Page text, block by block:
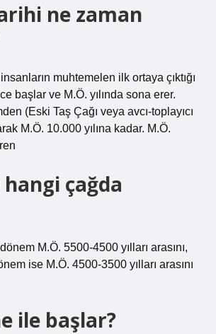
ne zaman
insanların muhtemelen ilk ortaya çıktığı
başlar ve M.Ö. yılında sona erer.
(Eski Taş Çağı veya avcı-toplayıcı
M.Ö. 10.000 yılına kadar. M.Ö.
hangi çağda
M.Ö. 5500-4500 yılları arasını,
ise M.Ö. 4500-3500 yılları arasını
ile başlar?